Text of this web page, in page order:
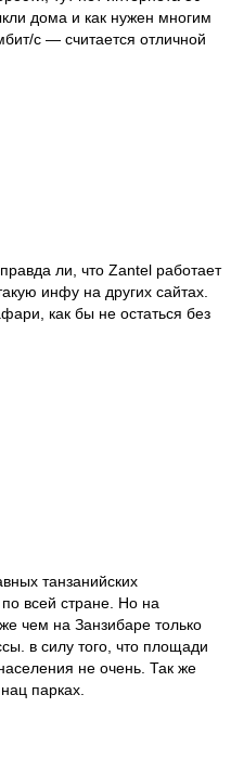
дома и как нужен многим
с — считается отличной
ли, что Zantel работает
инфу на других сайтах.
как бы не остаться без
танзанийских
всей стране. Но на
чем на Занзибаре только
в силу того, что площади
не очень. Так же
парках.